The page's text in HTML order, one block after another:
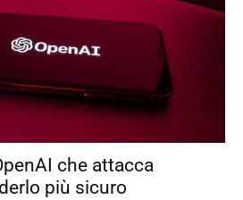
che attacca
più sicuro